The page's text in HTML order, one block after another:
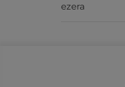
ezera